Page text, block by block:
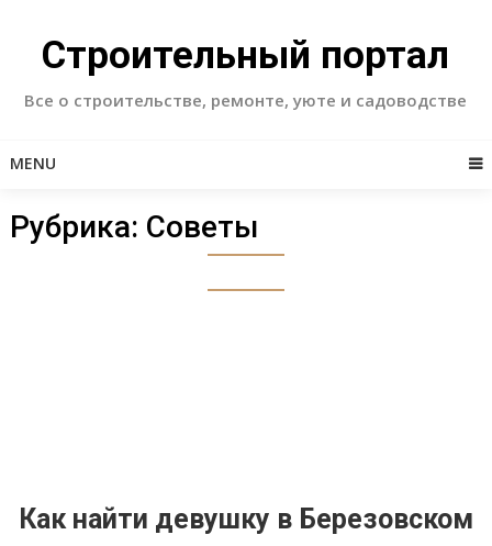
contentСтроительный портал
Все о строительстве, ремонте, уюте и садоводстве
MENU
Рубрика: Советы
Как найти девушку в Березовском